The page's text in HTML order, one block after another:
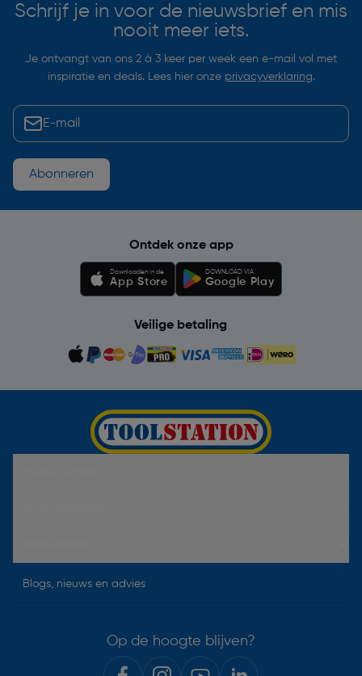
Schrijf je in voor de nieuwsbrief en mis
nooit meer iets.
Je ontvangt van ons 2 à 3 keer per week een e-mail vol met
inspiratie en deals. Lees hier onze privacyverklaring.
Abonneren
Ontdek onze app
Downloaden in de
App Store
DOWNLOAD VIA
Google Play
Veilige betaling
Blogs, nieuws en advies
Op de hoogte blijven?